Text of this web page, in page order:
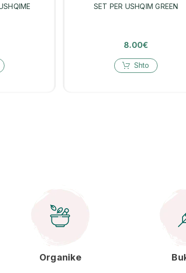
SET PER USHQIM GREEN
8.00€
Shto
Organike